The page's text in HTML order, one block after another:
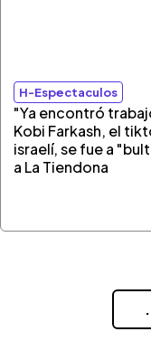
H-Espectaculos
"Ya encontró
Kobi Farkash, el
israelí, se fue a
a La Tiendona